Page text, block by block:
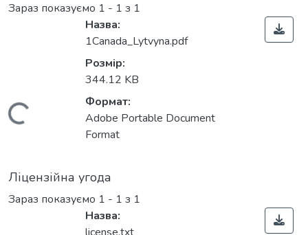
Зараз показуємо 1 - 1 з 1
Вантажиться...
Назва:
1Canada_Lytvyna.pdf
Розмір:
344.12 KB
Формат:
Adobe Portable Document
Format
Ліцензійна угода
Зараз показуємо 1 - 1 з 1
Назва: